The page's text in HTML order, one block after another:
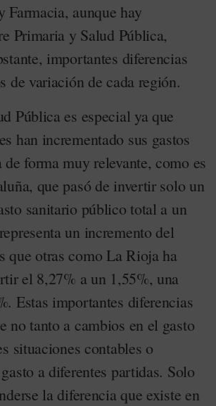
Farmacia, aunque hay
Primaria y Salud Pública,
importantes diferencias
de variación de cada región.
Pública es especial ya que
han incrementado sus gastos
de forma muy relevante, como es
que pasó de invertir solo un
sanitario público total a un
un incremento del
que otras como La Rioja ha
el 8,27% a un 1,55%, una
Estas importantes diferencias
no tanto a cambios en el gasto
situaciones contables o
a diferentes partidas. Solo
la diferencia que existe en